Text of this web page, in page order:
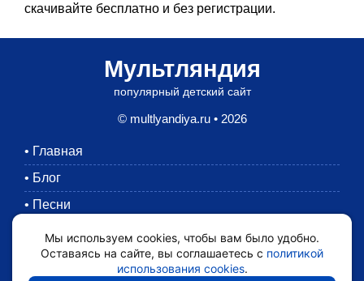
скачивайте бесплатно и без регистрации.
Мультляндия
популярный детский сайт
© multlyandiya.ru • 2026
• Главная
• Блог
• Песни
Раскраски
Картинки
Мы используем cookies, чтобы вам было удобно.
Оставаясь на сайте, вы соглашаетесь с политикой
использования cookies.